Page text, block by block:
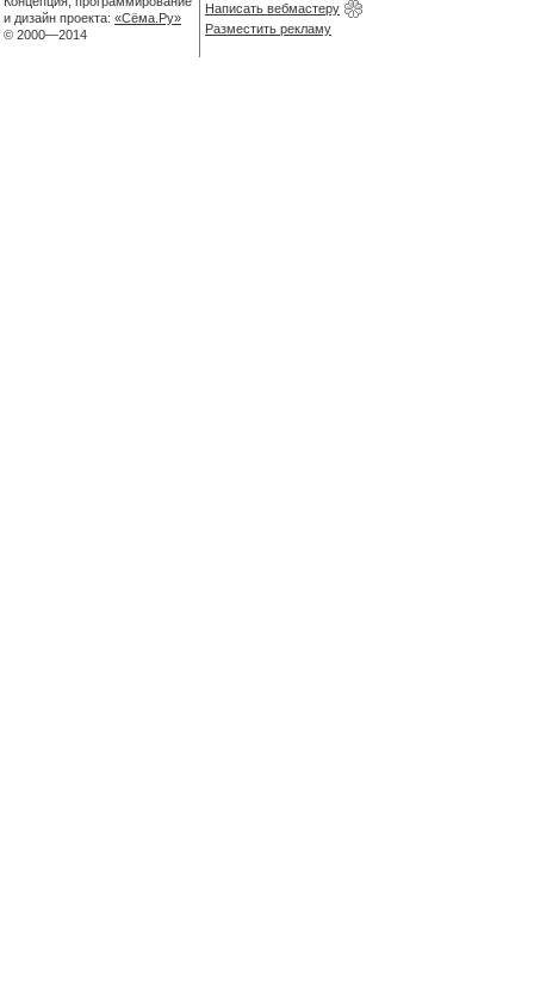
и дизайн проекта: «Сёма.Ру»
© 2000—2014
Написать вебмастеру
Разместить рекламу